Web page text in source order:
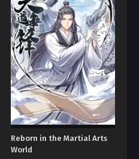
Reborn in the Martial Arts
World